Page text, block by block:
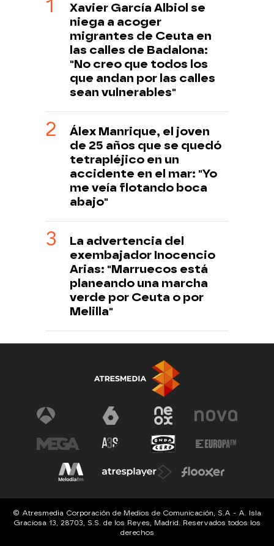
Xavier García Albiol se
niega a acoger
migrantes de Ceuta en
las calles de Badalona:
"No creo que todos los
que andan por las calles
sean vulnerables"
Álex Manrique, el joven
de 25 años que se quedó
tetrapléjico en un
accidente en el mar: "Yo
me veía flotando boca
abajo"
La advertencia del
exembajador Inocencio
Arias: "Marruecos está
planeando una marcha
verde por Ceuta o por
Melilla"
© Atresmedia Corporación de Medios de Comunicación, S.A - A. Isla
Graciosa 13, 28703, S.S. de los Reyes, Madrid. Reservados todos los
derechos